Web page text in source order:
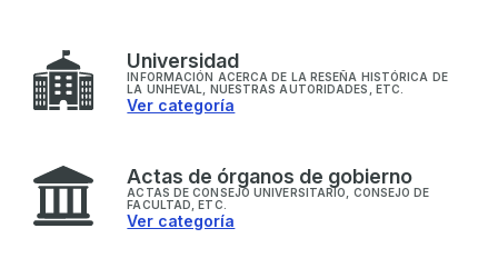
Universidad
INFORMACIÓN ACERCA DE LA RESEÑA HISTÓRICA DE
LA UNHEVAL, NUESTRAS AUTORIDADES, ETC.
Ver categoría
Actas de órganos de gobierno
ACTAS DE CONSEJO UNIVERSITARIO, CONSEJO DE
FACULTAD, ETC.
Ver categoría